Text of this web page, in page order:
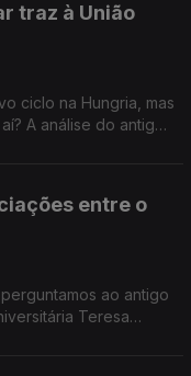
traz à União
ciclo na Hungria, mas
A análise do antigo
entre o
ao antigo
Teresa